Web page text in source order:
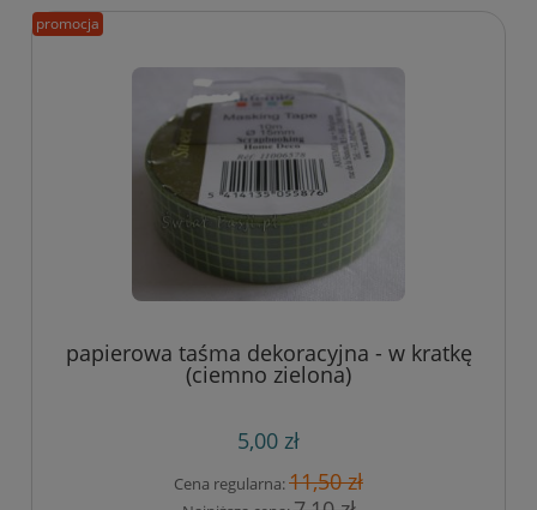
papierowa taśma dekoracyjna - w kratkę
(ciemno zielona)
5,00 zł
Cena regularna:11,50 zł
promocja